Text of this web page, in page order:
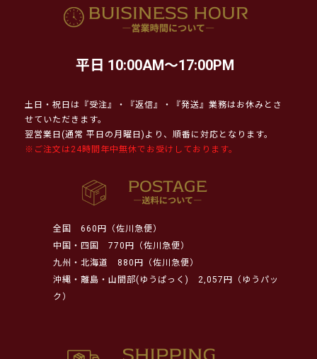
平日 10:00AM～17:00PM
土日・祝日は『受注』・『返信』・『発送』業務はお休みとさ
せていただきます。
翌営業日(通常 平日の月曜日)より、順番に対応となります。
※ご注文は24時間年中無休でお受けしております。
全国
660円（佐川急便）
中国・四国
770円（佐川急便）
九州・北海道
880円（佐川急便）
沖縄・離島・山間部(ゆうぱっく)
2,057円（ゆうパッ
ク）